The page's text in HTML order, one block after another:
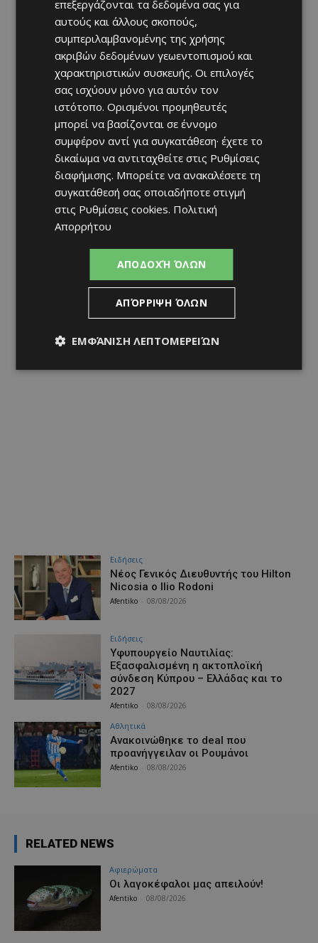
Ειδήσεις
Νέος Γενικός Διευθυντής του Hilton
Nicosia ο Ilio Rodoni
Afentiko 08/08/2026
Ειδήσεις
Υφυπουργείο Ναυτιλίας:
Εξασφαλισμένη η ακτοπλοϊκή
σύνδεση Κύπρου – Ελλάδας και το
2027
Afentiko 08/08/2026
Αθλητικά
Aνακοινώθηκε το deal που
προανήγγειλαν οι Ρουμάνοι
Afentiko 08/08/2026
RELATED NEWS
Aφιερώματα
Οι λαγοκέφαλοι μας απειλούν!
Afentiko 08/08/2026
επεξεργάζονται τα δεδομένα σας για
αυτούς και άλλους σκοπούς,
συμπεριλαμβανομένης της χρήσης
ακριβών δεδομένων γεωεντοπισμού και
χαρακτηριστικών συσκευής. Οι επιλογές
σας ισχύουν μόνο για αυτόν τον
ιστότοπο. Ορισμένοι προμηθευτές
μπορεί να βασίζονται σε έννομο
συμφέρον αντί για συγκατάθεση· έχετε το
δικαίωμα να αντιταχθείτε στις Ρυθμίσεις
διαφήμισης. Μπορείτε να ανακαλέσετε τη
συγκατάθεσή σας οποιαδήποτε στιγμή
στις Ρυθμίσεις cookies. Πολιτική
Απορρήτου
ΑΠΟΔΟΧΉ ΌΛΩΝ
ΑΠΌΡΡΙΨΗ ΌΛΩΝ
ΕΜΦΆΝΙΣΗ ΛΕΠΤΟΜΕΡΕΙΏΝ